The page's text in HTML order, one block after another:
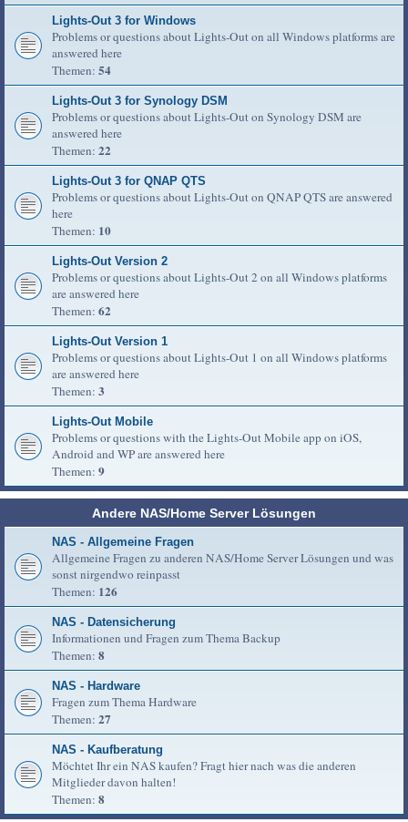
Lights-Out 3 for Windows
Problems or questions about Lights-Out on all Windows platforms are
answered here
Themen: 54
Lights-Out 3 for Synology DSM
Problems or questions about Lights-Out on Synology DSM are
answered here
Themen: 22
Lights-Out 3 for QNAP QTS
Problems or questions about Lights-Out on QNAP QTS are answered
here
Themen: 10
Lights-Out Version 2
Problems or questions about Lights-Out 2 on all Windows platforms
are answered here
Themen: 62
Lights-Out Version 1
Problems or questions about Lights-Out 1 on all Windows platforms
are answered here
Themen: 3
Lights-Out Mobile
Problems or questions with the Lights-Out Mobile app on iOS,
Android and WP are answered here
Themen: 9
Andere NAS/Home Server Lösungen
NAS - Allgemeine Fragen
Allgemeine Fragen zu anderen NAS/Home Server Lösungen und was
sonst nirgendwo reinpasst
Themen: 126
NAS - Datensicherung
Informationen und Fragen zum Thema Backup
Themen: 8
NAS - Hardware
Fragen zum Thema Hardware
Themen: 27
NAS - Kaufberatung
Möchtet Ihr ein NAS kaufen? Fragt hier nach was die anderen
Mitglieder davon halten!
Themen: 8